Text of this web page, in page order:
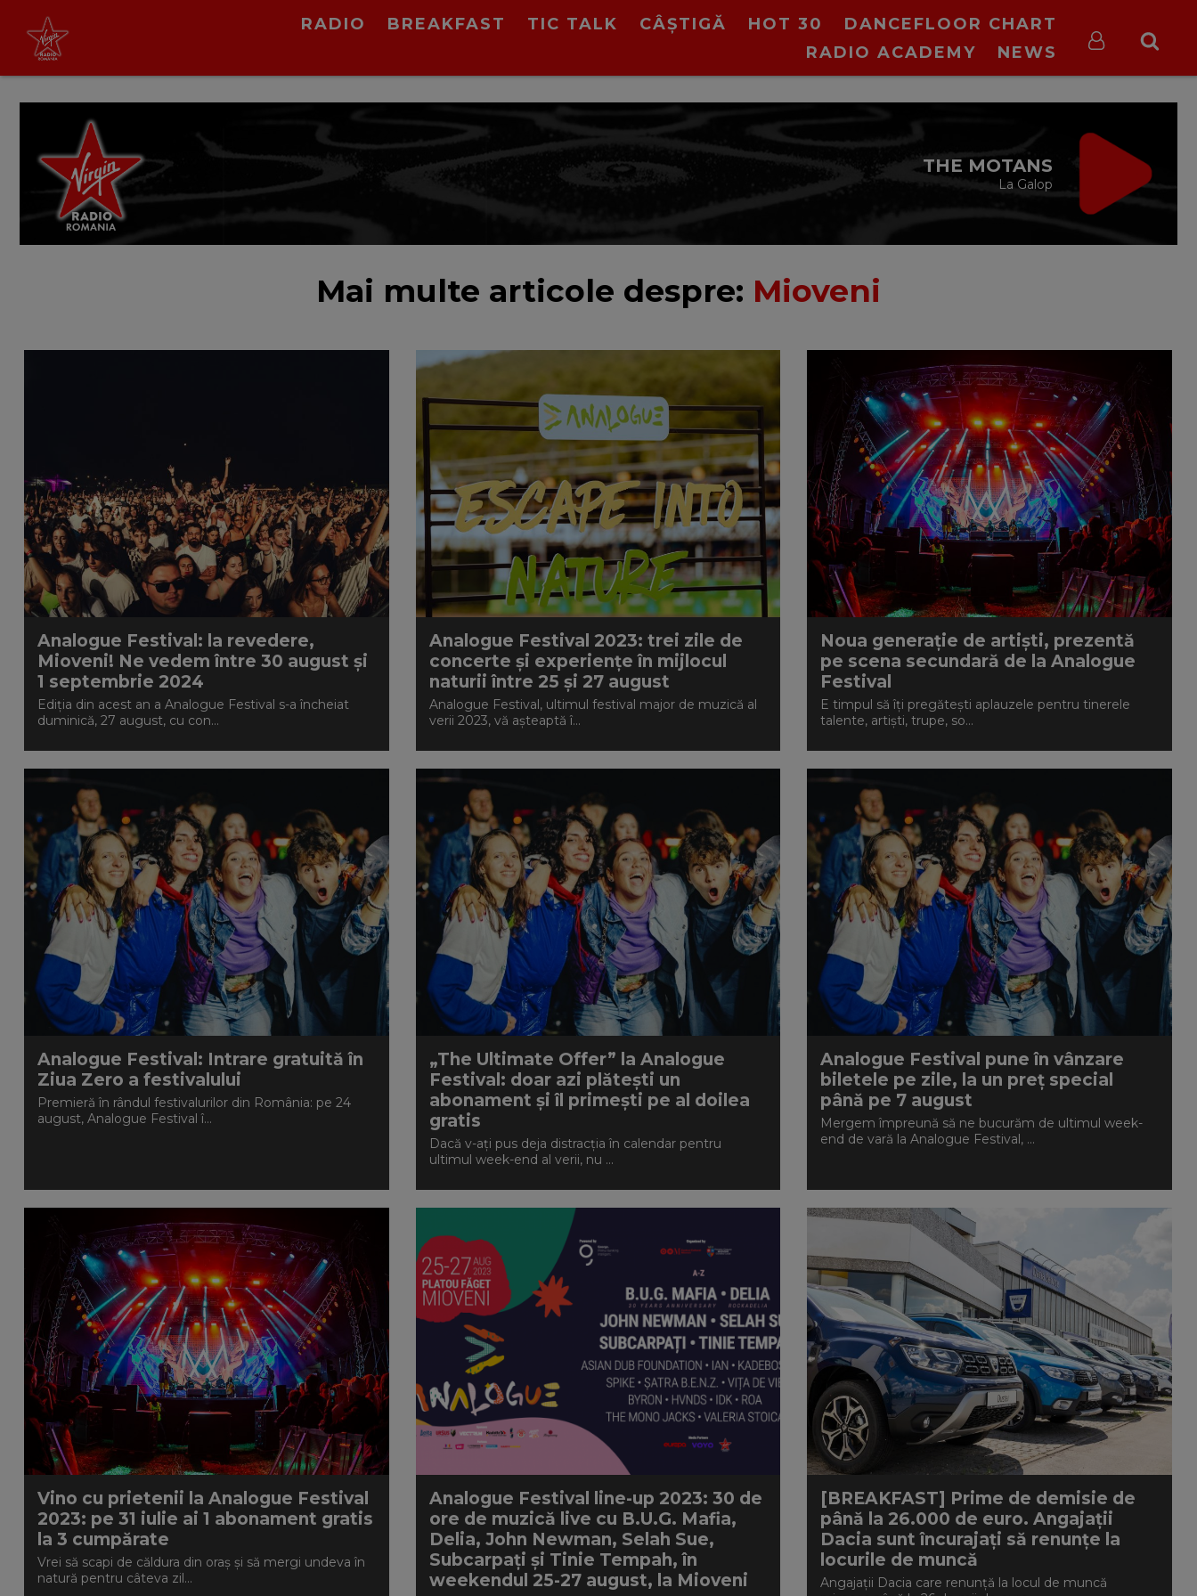
RADIO BREAKFAST TIC TALK CÂȘTIGĂ HOT 30
DANCEFLOOR CHART
RADIO ACADEMY
NEWS
MUSIC
cu Alina Chinie
Mai multe articole despre: Mioveni
Analogue Festival: la revedere,
Mioveni! Ne vedem între 30 august și
1 septembrie 2024
Ediția din acest an a Analogue Festival s-a încheiat
duminică, 27 august, cu con...
Analogue Festival 2023: trei zile de
concerte și experiențe în mijlocul
naturii între 25 și 27 august
Analogue Festival, ultimul festival major de muzică al
verii 2023, vă așteaptă î...
Noua generație de artiști, prezentă
pe scena secundară de la Analogue
Festival
E timpul să îți pregătești aplauzele pentru tinerele
talente, artiști, trupe, so...
Analogue Festival: Intrare gratuită în
Ziua Zero a festivalului
Premieră în rândul festivalurilor din România: pe 24
august, Analogue Festival î...
„The Ultimate Offer” la Analogue
Festival: doar azi plătești un
abonament și îl primești pe al doilea
gratis
Dacă v-ați pus deja distracția în calendar pentru
ultimul week-end al verii, nu ...
Analogue Festival pune în vânzare
biletele pe zile, la un preț special
până pe 7 august
Mergem împreună să ne bucurăm de ultimul week-
end de vară la Analogue Festival, ...
Vino cu prietenii la Analogue Festival
2023: pe 31 iulie ai 1 abonament gratis
la 3 cumpărate
Vrei să scapi de căldura din oraș și să mergi undeva în
natură pentru câteva zil...
Analogue Festival line-up 2023: 30 de
ore de muzică live cu B.U.G. Mafia,
Delia, John Newman, Selah Sue,
Subcarpați și Tinie Tempah, în
weekendul 25-27 august, la Mioveni
[BREAKFAST] Prime de demisie de
până la 26.000 de euro. Angajații
Dacia sunt încurajați să renunțe la
locurile de muncă
Angajații Dacia care renunță la locul de muncă